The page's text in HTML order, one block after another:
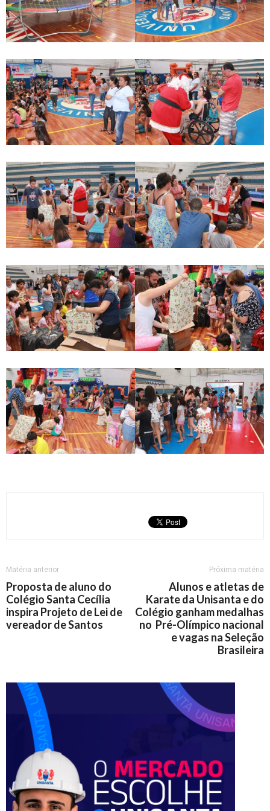
Matéria anterior
Proposta de aluno do
Colégio Santa Cecília
inspira Projeto de Lei de
vereador de Santos
Próxima matéria
Alunos e atletas de
Karate da Unisanta e do
Colégio ganham medalhas
no Pré-Olímpico nacional
e vagas na Seleção
Brasileira